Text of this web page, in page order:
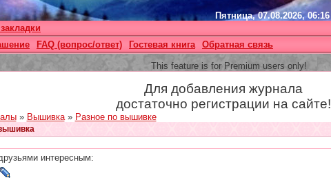
Пятница, 07.08.2026, 06:16
FAQ (вопрос/ответ) Гостевая книга Обратная связь
This feature is for Premium users only!
Для добавления журнала
достаточно регистрации на сайте!
» Вышивка» Разное по вышивке
интересным: